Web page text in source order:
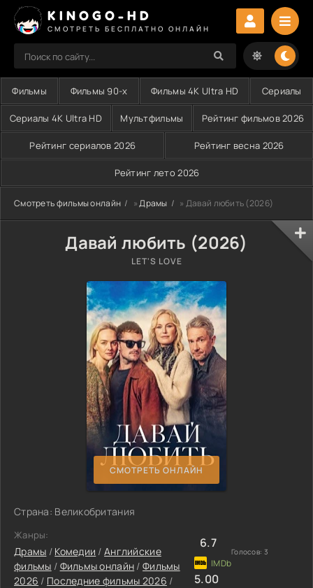
KINOGO-HD
СМОТРЕТЬ БЕСПЛАТНО ОНЛАЙН
Фильмы Фильмы 90-х Фильмы 4K Ultra HD Сериалы
Сериалы 4K Ultra HD Мультфильмы Рейтинг фильмов 2026
Рейтинг сериалов 2026 Рейтинг весна 2026
Рейтинг лето 2026
Смотреть фильмы онлайн »Драмы » Давай любить (2026)
Давай любить (2026)
LET'S LOVE
СМОТРЕТЬ ОНЛАЙН
Страна: Великобритания
Жанры:
Драмы / Комедии /Английские
фильмы / Фильмы онлайн /Фильмы
2026 / Последние фильмы 2026 /
6.7
Голосов: 3
5.00